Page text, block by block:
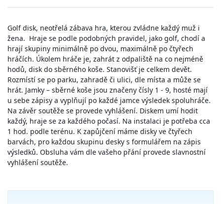
Golf disk, neotřelá zábava hra, kterou zvládne každý muž i
žena. Hraje se podle podobných pravidel, jako golf, chodí a
hrají skupiny minimálně po dvou, maximálně po čtyřech
hráčích. Úkolem hráče je, zahrát z odpaliště na co nejméně
hodů, disk do sběrného koše. Stanovišť je celkem devět.
Rozmístí se po parku, zahradě či ulici, dle místa a může se
hrát. Jamky – sběrné koše jsou značeny čísly 1 - 9, hosté mají
u sebe zápisy a vyplňují po každé jamce výsledek spoluhráče.
Na závěr soutěže se provede vyhlášení. Diskem umí hodit
každý, hraje se za každého počasí. Na instalaci je potřeba cca
1 hod. podle terénu. K zapůjčení máme disky ve čtyřech
barvách, pro každou skupinu desky s formulářem na zápis
výsledků. Obsluha vám dle vašeho přání provede slavnostní
vyhlášení soutěže.